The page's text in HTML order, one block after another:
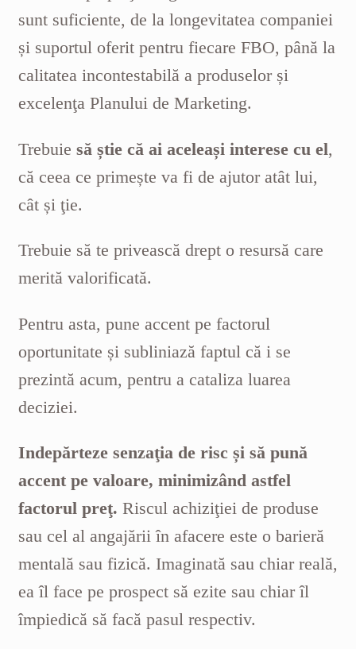
sunt suficiente, de la longevitatea companiei
și suportul oferit pentru fiecare FBO, până la
calitatea incontestabilă a produselor și
excelenţa Planului de Marketing.
Trebuie să știe că ai aceleași interese cu el,
că ceea ce primește va fi de ajutor atât lui,
cât și ţie.
Trebuie să te privească drept o resursă care
merită valorificată.
Pentru asta, pune accent pe factorul
oportunitate și subliniază faptul că i se
prezintă acum, pentru a cataliza luarea
deciziei.
Indepărteze senzaţia de risc și să pună
accent pe valoare, minimizând astfel
factorul preţ. Riscul achiziţiei de produse
sau cel al angajării în afacere este o barieră
mentală sau fizică. Imaginată sau chiar reală,
ea îl face pe prospect să ezite sau chiar îl
împiedică să facă pasul respectiv.